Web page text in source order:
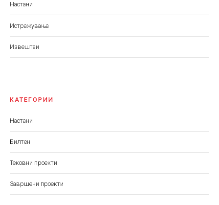
Настани
Истражувања
Извештаи
КАТЕГОРИИ
Настани
Билтен
Тековни проекти
Завршени проекти